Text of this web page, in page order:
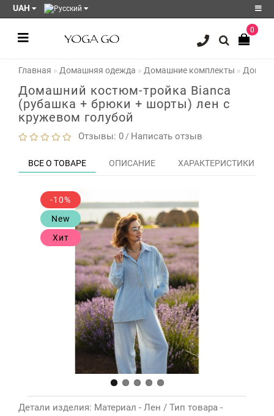
UAH
Регистрация
Авторизация
Акции
0
Главная Домашняя одежда Домашние комплекты
Домашний костюм-тройка Bianca
(рубашка + брюки + шорты) лен с
кружевом голубой
Отзывы: 0 / Написать отзыв
ВСЕ О ТОВАРЕ ОПИСАНИЕ ХАРАКТЕРИСТИКИ
-10%
New
Хит
Детали изделия: Материал - Лен / Тип товара -